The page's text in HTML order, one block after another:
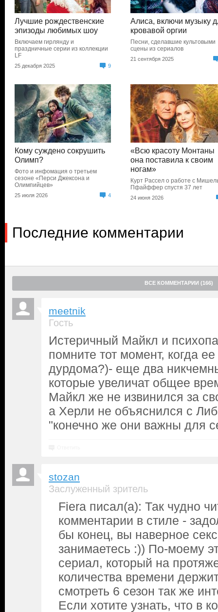
Лучшие рождественские
эпизоды любимых шоу
Включаем гирлянду и
праздничные серии из коллекции
LF
25 декабря 2025 9
Алиса, включи музыку
кровавой оргии
Песни, сделавшие культовыми
сцены из сериалов
21 сентября 2025
Кому суждено сокрушить
Олимп?
Фото и инфомация о третьем
сезоне «Перси Джексона и
Олимпийцев»
25 июля 2026 4
«Всю красоту Монтаны
она поставила к своим
ногам»
Курт Рассел о работе с
Пфайффер спустя 37 лет
24 июня 2026
Последние комментарии
ВСЕ КОММЕНТАРИИ (166)
meetnik
Гость
Истеричный Майкл и
помните тот момент, когда
дурдома?)- еще два
которые увеличат общее
Майкл же не извинился за
а Херли не объяснился с
"конечно же они важны для
stozan
Заслуженный зритель
Fiera писал(а): Так чудно
комментарии в стиле -
бы конец, вы наверное
занимаетесь :)) По-моему
сериал, который на
количества времени
смотреть 6 сезон так же
Если хотите узнать, что в